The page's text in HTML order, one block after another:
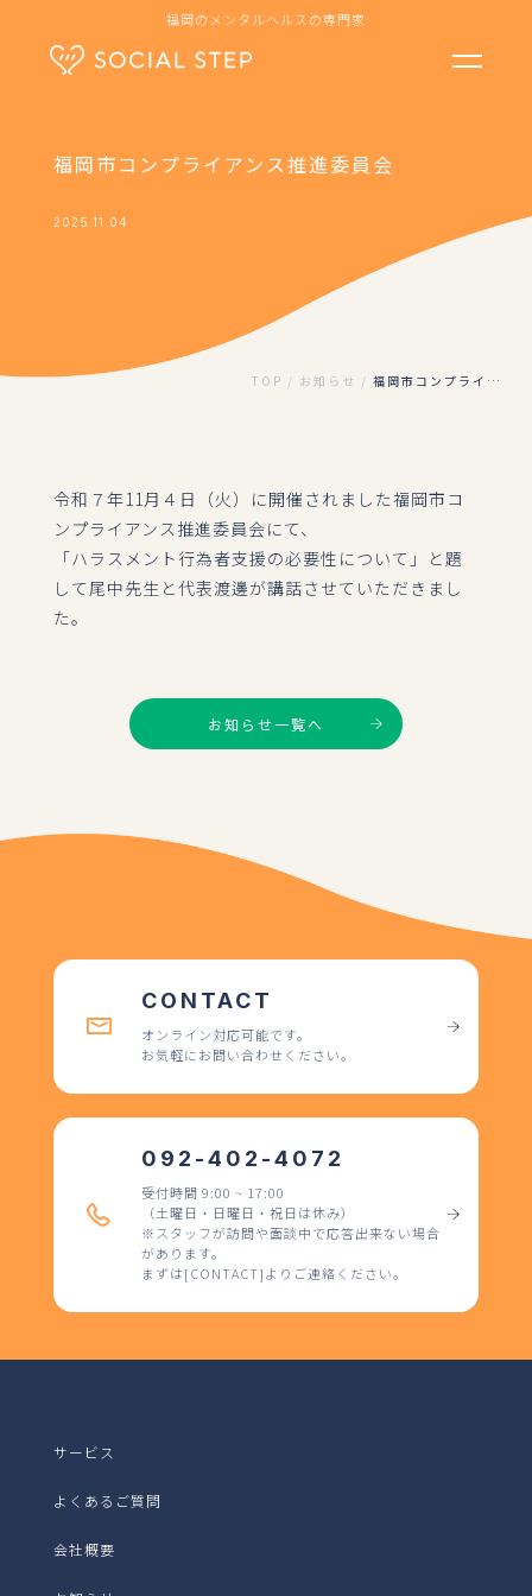
CONTACT
福岡のメンタルヘルスの専門家
福岡市コンプライアンス推進委員会
2025.11.04
TOP お知らせ 福岡市コンプライ…
令和７年11月４日（火）に開催されました福岡市コ
ンプライアンス推進委員会にて、
「ハラスメント行為者支援の必要性について」と題
して尾中先生と代表渡邊が講話させていただきまし
た。
お知らせ一覧へ
CONTACT
オンライン対応可能です。
お気軽にお問い合わせください。
092-402-4072
受付時間 9:00 ~ 17:00
（土曜日・日曜日・祝日は休み）
※スタッフが訪問や面談中で応答出来ない場合
があります。
まずは[CONTACT]よりご連絡ください。
サービス
よくあるご質問
会社概要